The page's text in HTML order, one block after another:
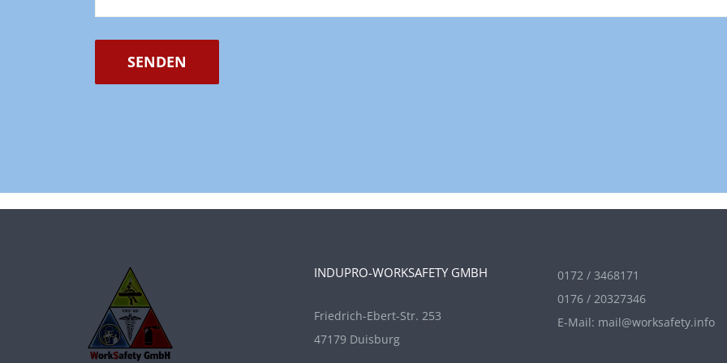
SENDEN
INDUPRO-WORKSAFETY GMBH
Friedrich-Ebert-Str. 253
47179 Duisburg
0172 / 3468171
0176 / 20327346
E-Mail: mail@worksafety.info